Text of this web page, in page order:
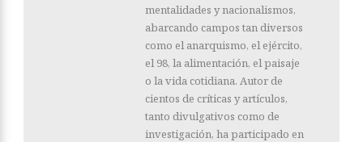
mentalidades y nacionalismos,
abarcando campos tan diversos
como el anarquismo, el ejército,
el 98, la alimentación, el paisaje
o la vida cotidiana. Autor de
cientos de críticas y artículos,
tanto divulgativos como de
investigación, ha participado en